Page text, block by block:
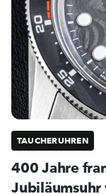
TAUCHERUHREN
400 Jahre
Jubiläumsuhr